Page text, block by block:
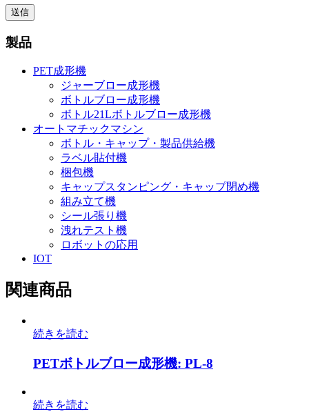
製品
PET成形機
ジャーブロー成形機
ボトルブロー成形機
ボトル21Lボトルブロー成形機
オートマチックマシン
ボトル・キャップ・製品供給機
ラベル貼付機
梱包機
キャップスタンピング・キャップ閉め機
組み立て機
シール張り機
洩れテスト機
ロボットの応用
IOT
関連商品
続きを読む
PETボトルブロー成形機: PL-8
続きを読む